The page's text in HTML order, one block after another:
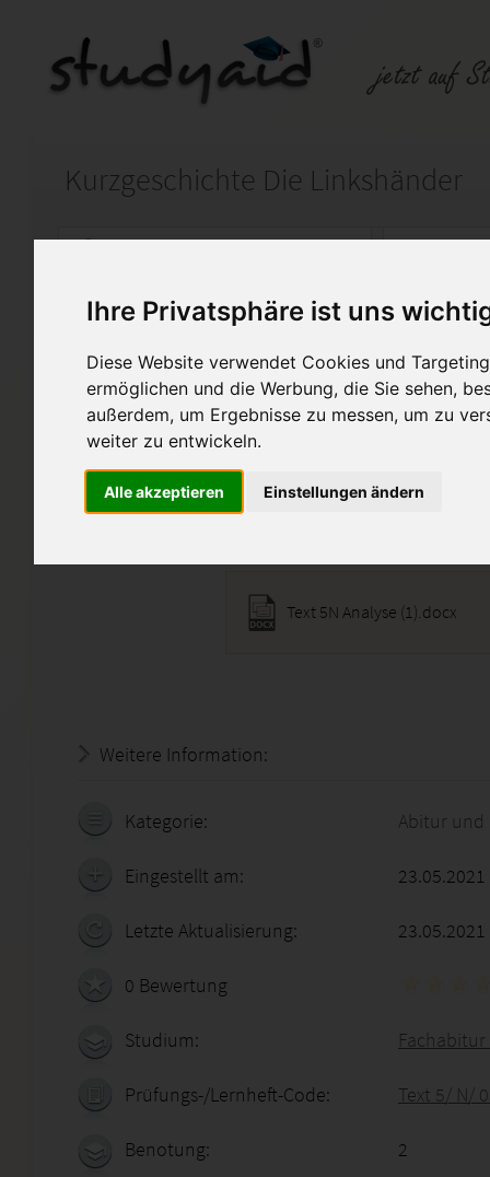
Ihre Privatsphäre ist uns
Diese Website verwendet Cookies und
ermöglichen und die Werbung, die Sie sehen,
außerdem, um Ergebnisse zu messen, um zu
weiter zu entwickeln.
Alle akzeptieren Einstellungen ändern
Kurzgeschichte Die Linkshänder
Auf StudyAid.de verkaufen
Startseite Abitur und Hochschule
Günter Grass, Analyse,
Die Linkshänder
Kurzgeschichte über
innerhalb der Gesellschaft
Text 5N Analyse (1).docx
Weitere Information:
Kategorie: Abitur und
Eingestellt am:
Letzte Aktualisierung: 23.05.2021
0 Bewertung
Studium: Fachabitur
Prüfungs-/Lernheft-Code: Text 5/ N/
Benotung: 2